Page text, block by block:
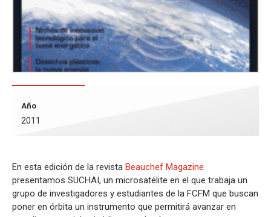
Año
2011
En esta edición de la revista Beauchef Magazine
presentamos SUCHAI, un microsatélite en el que trabaja un
grupo de investigadores y estudiantes de la FCFM que buscan
poner en órbita un instrumento que permitirá avanzar en